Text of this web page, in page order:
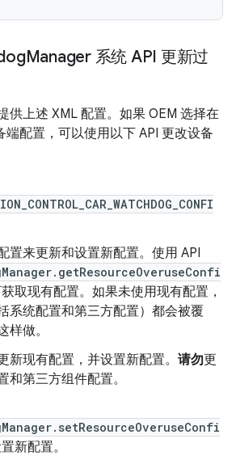
Manager 系统 API 更新过
供上述 XML 配置。如果 OEM 选择在
端配置，可以使用以下 API 更改设备
置来更新和设置新配置。使用 API
取现有配置。如果未使用现有配置，
系统配置和第三方配置）都会被覆
样做。
新现有配置，并设置新配置。 请勿更
和第三方组件配置。
新配置。